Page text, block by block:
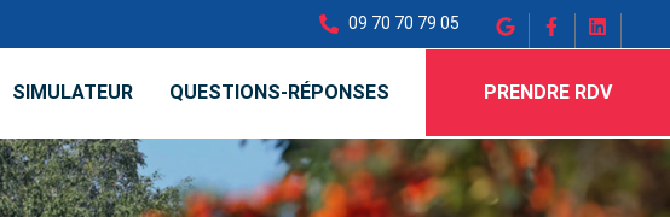
09 70 70 79 05
SIMULATEUR QUESTIONS-RÉPONSES PRENDRE RDV